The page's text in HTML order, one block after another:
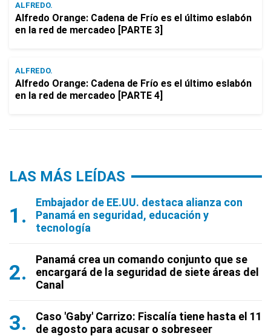
ALFREDO.
Alfredo Orange: Cadena de Frío es el último eslabón
en la red de mercadeo [PARTE 3]
ALFREDO.
Alfredo Orange: Cadena de Frío es el último eslabón
en la red de mercadeo [PARTE 4]
LAS MÁS LEÍDAS
Embajador de EE.UU. destaca alianza con
Panamá en seguridad, educación y
tecnología
Panamá crea un comando conjunto que se
encargará de la seguridad de siete áreas del
Canal
Caso 'Gaby' Carrizo: Fiscalía tiene hasta el 11
de agosto para acusar o sobreseer